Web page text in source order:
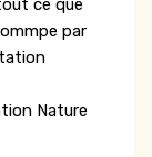
ce que
par
Nature